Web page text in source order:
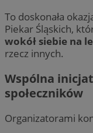
To doskonała
Piekar Śląskich,
wokół siebie na
rzecz innych.
Wspólna
społeczników
Organizatorami